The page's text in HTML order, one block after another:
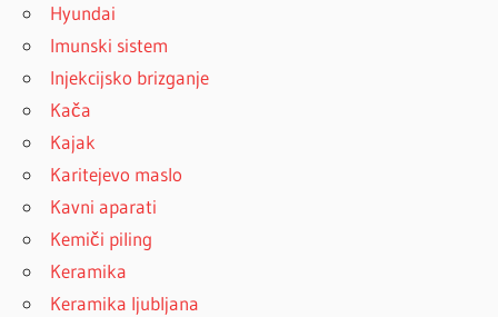
Hyundai
Imunski sistem
Injekcijsko brizganje
Kača
Kajak
Karitejevo maslo
Kavni aparati
Kemiči piling
Keramika
Keramika ljubljana